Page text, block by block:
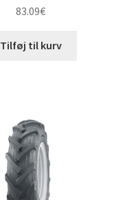
83.09€
Tilføj til kurv